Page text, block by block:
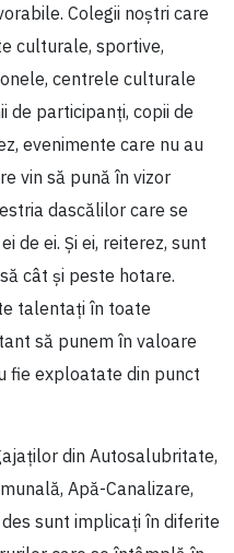
Colegii noștri care
culturale, sportive,
centrele culturale
de participanți, copii de
evenimente care nu au
vin să pună în vizor
dascălilor care se
de ei. Și ei, reiterez, sunt
cât și peste hotare.
talentați în toate
să punem în valoare
fie exploatate din punct
din Autosalubritate,
Apă-Canalizare,
sunt implicați în diferite